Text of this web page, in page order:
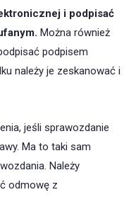
i podpisać
Można również
podpisem
należy je zeskanować i
jeśli sprawozdanie
Ma to taki sam
Należy
odmowę z